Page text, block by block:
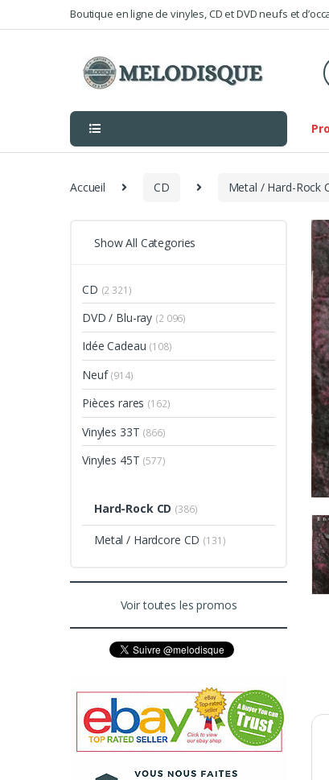
to
to
Boutique en ligne de vinyles, CD et DVD neufs et
Accueil CD Metal / Hard-Rock
Show All Categories
CD (2 321)
DVD / Blu-ray (2 096)
Idée Cadeau (108)
Neuf (914)
Pièces rares (162)
Vinyles 33T (866)
Vinyles 45T (577)
Hard-Rock CD (386)
Metal / Hardcore CD (131)
Voir toutes les promos